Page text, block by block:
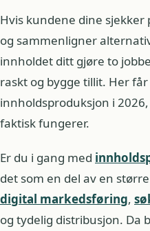
Hvis kundene dine sjekker
og sammenligner
innholdet ditt gjøre to
raskt og bygge tillit. Her
innholdsproduksjon i
faktisk fungerer.
Er du i gang med
det som en del av en
digital markedsføring,
og tydelig distribusjon. Da